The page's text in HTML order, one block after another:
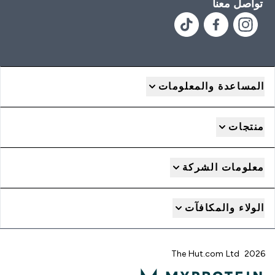
تواصل معنا
المساعدة والمعلومات
منتجات
معلومات الشركة
الولاء والمكافآت
2026 The Hut.com Ltd